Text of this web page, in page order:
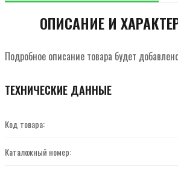
ОПИСАНИЕ И
Подробное описание товара будет
ТЕХНИЧЕСКИЕ ДАННЫЕ
Код товара:
Каталожный номер: